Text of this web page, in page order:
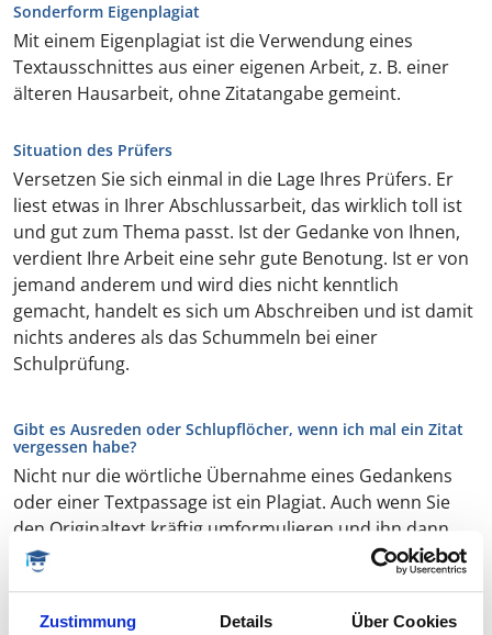
Zustimmung Details Über Cookies
Sonderform Eigenplagiat
Mit einem Eigenplagiat ist die Verwendung eines
Textausschnittes aus einer eigenen Arbeit, z. B. einer
älteren Hausarbeit, ohne Zitatangabe gemeint.
Situation des Prüfers
Versetzen Sie sich einmal in die Lage Ihres Prüfers. Er
liest etwas in Ihrer Abschlussarbeit, das wirklich toll ist
und gut zum Thema passt. Ist der Gedanke von Ihnen,
verdient Ihre Arbeit eine sehr gute Benotung. Ist er von
jemand anderem und wird dies nicht kenntlich
gemacht, handelt es sich um Abschreiben und ist damit
nichts anderes als das Schummeln bei einer
Schulprüfung.
Gibt es Ausreden oder Schlupflöcher, wenn ich mal ein Zitat
vergessen habe?
Nicht nur die wörtliche Übernahme eines Gedankens
oder einer Textpassage ist ein Plagiat. Auch wenn Sie
den Originaltext kräftig umformulieren und ihn dann
ohne eine Fußnote verwenden, ist dies ein Plagiat. Ein
abweichender Wortlaut ist also kein Gegenargument.